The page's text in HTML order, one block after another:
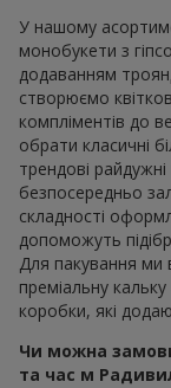
У нашому
монобукети з
додаванням
створюємо
компліментів до
обрати класичні
трендові
безпосередньо
складності
допоможуть
Для пакування ми
преміальну
коробки, які
Чи можна
та час м